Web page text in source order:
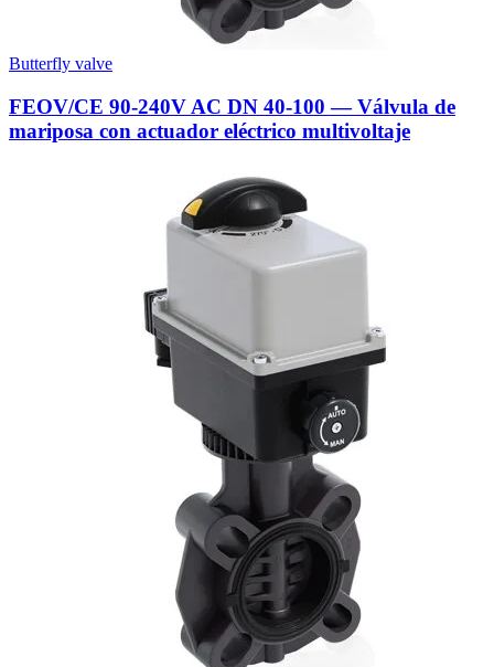
Butterfly valve
FEOV/CE 90-240V AC DN 40-100 — Válvula de
mariposa con actuador eléctrico multivoltaje